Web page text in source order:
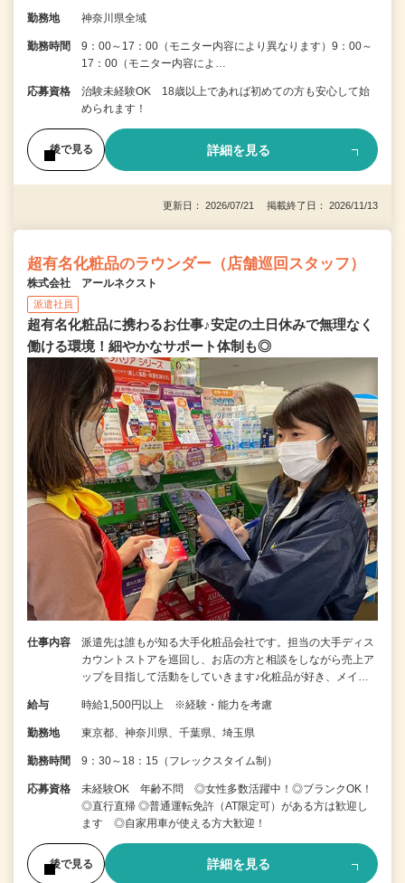
勤務地 神奈川県全域
勤務時間
9：00～17：00（モニター内容により異なります）9：00～
17：00（モニター内容によ…
応募資格
治験未経験OK 18歳以上であれば初めての方も安心して始
められます！
後で見る 詳細を見る
更新日： 2026/07/21 掲載終了日： 2026/11/13
超有名化粧品のラウンダー（店舗巡回スタッフ）
株式会社 アールネクスト
派遣社員
超有名化粧品に携わるお仕事♪安定の土日休みで無理なく
働ける環境！細やかなサポート体制も◎
仕事内容
派遣先は誰もが知る大手化粧品会社です。担当の大手ディス
カウントストアを巡回し、お店の方と相談をしながら売上ア
ップを目指して活動をしていきます♪化粧品が好き、メイ…
給与 時給1,500円以上 ※経験・能力を考慮
勤務地 東京都、神奈川県、千葉県、埼玉県
勤務時間 9：30～18：15（フレックスタイム制）
応募資格
未経験OK 年齢不問 ◎女性多数活躍中！◎ブランクOK！
◎直行直帰 ◎普通運転免許（AT限定可）がある方は歓迎し
ます ◎自家用車が使える方大歓迎！
後で見る 詳細を見る